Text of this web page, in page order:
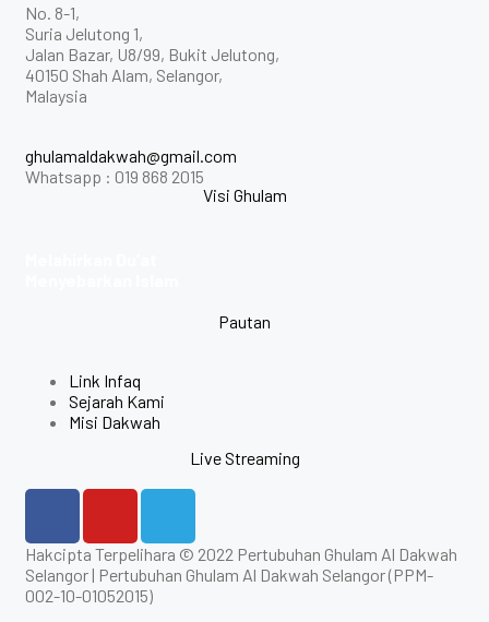
No. 8-1,
Suria Jelutong 1,
Jalan Bazar, U8/99, Bukit Jelutong,
40150 Shah Alam, Selangor,
Malaysia
ghulamaldakwah@gmail.com
Whatsapp : 019 868 2015
Visi Ghulam
Pautan
Link Infaq
Sejarah Kami
Misi Dakwah
Live Streaming
Hakcipta Terpelihara © 2022 Pertubuhan Ghulam Al Dakwah
Selangor | Pertubuhan Ghulam Al Dakwah Selangor (PPM-
002-10-01052015)